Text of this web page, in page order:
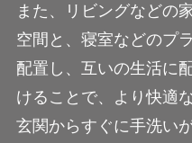
また、リビングなどの
空間と、寝室などのプ
配置し、互いの生活に
けることで、より快適
玄関からすぐに手洗い